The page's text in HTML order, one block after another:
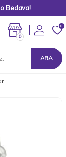
Bedava!
ARA
0
0